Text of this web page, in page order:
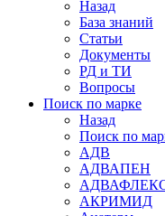
Назад
База знаний
Статьи
Документы
РД и ТИ
Вопросы
Поиск по марке
Назад
Поиск по
АДВ
АДВАПЕН
АКРИМИД